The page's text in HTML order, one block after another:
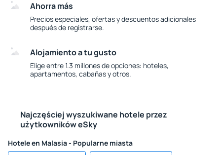
Ahorra más
Precios especiales, ofertas y descuentos adicionales
después de registrarse.
Alojamiento a tu gusto
Elige entre 1.3 millones de opciones: hoteles,
apartamentos, cabañas y otros.
Najczęściej wyszukiwane hotele przez
użytkowników eSky
Hotele en Malasia - Popularne miasta